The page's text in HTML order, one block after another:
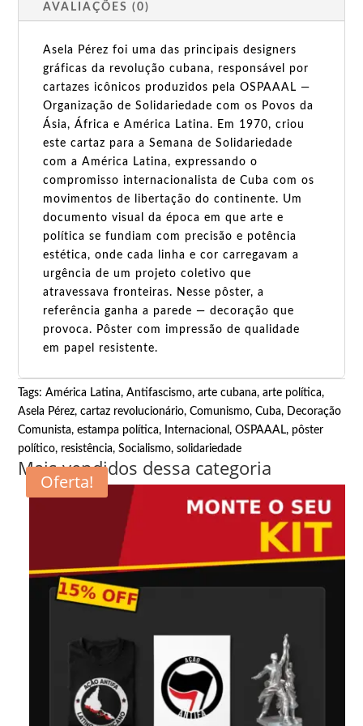
AVALIAÇÕES (0)
Asela Pérez foi uma das principais designers
gráficas da revolução cubana, responsável por
cartazes icônicos produzidos pela OSPAAAL —
Organização de Solidariedade com os Povos da
Ásia, África e América Latina. Em 1970, criou
este cartaz para a Semana de Solidariedade
com a América Latina, expressando o
compromisso internacionalista de Cuba com os
movimentos de libertação do continente. Um
documento visual da época em que arte e
política se fundiam com precisão e potência
estética, onde cada linha e cor carregavam a
urgência de um projeto coletivo que
atravessava fronteiras. Nesse pôster, a
referência ganha a parede — decoração que
provoca. Pôster com impressão de qualidade
em papel resistente.
Tags:América Latina,Antifascismo,arte cubana,arte política,
Asela Pérez,cartaz revolucionário,Comunismo,Cuba, Decoração
Comunista,estampa política, Internacional,OSPAAAL, pôster
político, resistência,Socialismo,solidariedade
Mais vendidos dessa categoria
Oferta!